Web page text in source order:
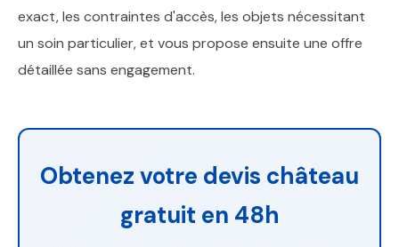
exact, les contraintes d'accès, les objets nécessitant
un soin particulier, et vous propose ensuite une offre
détaillée sans engagement.
Obtenez votre devis château
gratuit en 48h